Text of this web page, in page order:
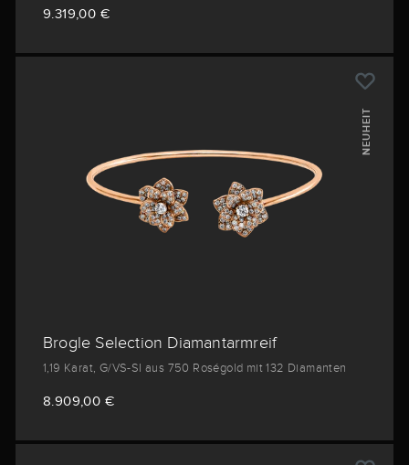
9.319,00 €
NEUHEIT
Brogle Selection Diamantarmreif
1,19 Karat, G/VS-SI aus 750 Roségold mit 132 Diamanten
8.909,00 €